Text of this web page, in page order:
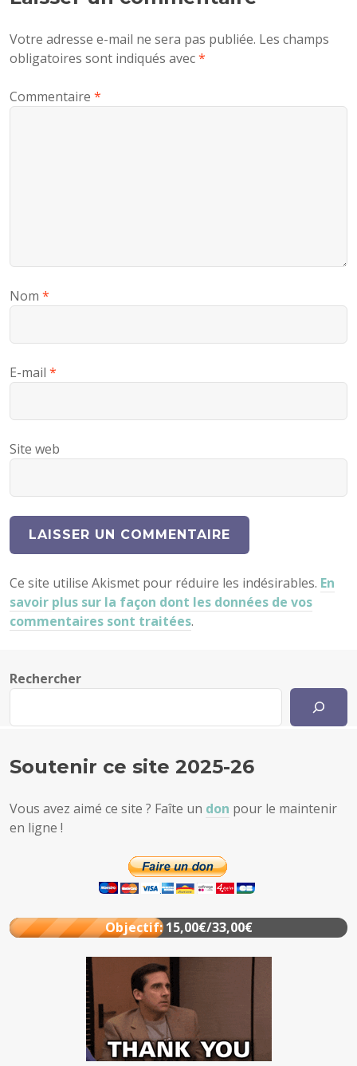
Votre adresse e-mail ne sera pas publiée. Les champs
obligatoires sont indiqués avec*
Commentaire *
Nom *
E-mail *
Site web
Ce site utilise Akismet pour réduire les indésirables. En
savoir plus sur la façon dont les données de vos
commentaires sont traitées.
Rechercher
Soutenir ce site 2025-26
Vous avez aimé ce site ? Faîte un don pour le maintenir
en ligne !
Objectif: 15,00€/33,00€